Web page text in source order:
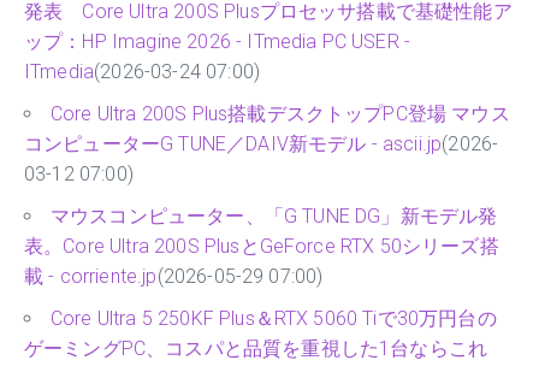
発表 Core Ultra 200S Plusプロセッサ搭載で基礎性能ア
ップ：HP Imagine 2026 - ITmedia PC USER -
ITmedia(2026-03-24 07:00)
Core Ultra 200S Plus搭載デスクトップPC登場 マウス
コンピューターG TUNE／DAIV新モデル - ascii.jp(2026-
03-12 07:00)
マウスコンピューター、「G TUNE DG」新モデル発
表。Core Ultra 200S PlusとGeForce RTX 50シリーズ搭
載 - corriente.jp(2026-05-29 07:00)
Core Ultra 5 250KF Plus＆RTX 5060 Tiで30万円台の
ゲーミングPC、コスパと品質を重視した1台ならこれ